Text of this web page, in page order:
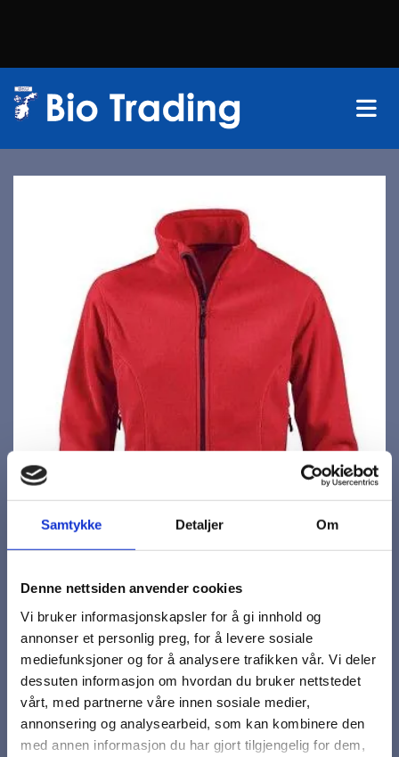
Samtykke Detaljer Om
Denne nettsiden anvender cookies
Vi bruker informasjonskapsler for å gi innhold og
annonser et personlig preg, for å levere sosiale
mediefunksjoner og for å analysere trafikken vår. Vi deler
dessuten informasjon om hvordan du bruker nettstedet
vårt, med partnerne våre innen sosiale medier,
annonsering og analysearbeid, som kan kombinere den
med annen informasjon du har gjort tilgjengelig for dem,